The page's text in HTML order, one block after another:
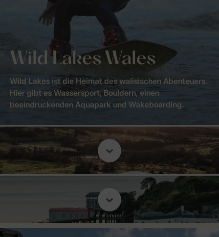
Wild Lakes Wales
Wild Lakes ist die Heimat des walisischen Abenteuers.
Hier gibt es Wassersport, Bouldern, einen
beeindruckenden Aquapark und Wakeboarding.